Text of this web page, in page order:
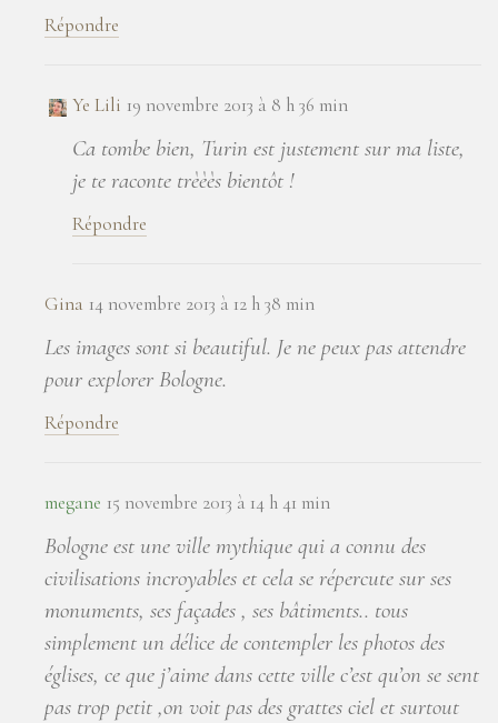
Répondre
Ye Lili 19 novembre 2013 à 8 h 36 min
Ca tombe bien, Turin est justement sur ma liste,
je te raconte trèèès bientôt !
Répondre
Gina 14 novembre 2013 à 12 h 38 min
Les images sont si beautiful. Je ne peux pas attendre
pour explorer Bologne.
Répondre
megane 15 novembre 2013 à 14 h 41 min
Bologne est une ville mythique qui a connu des
civilisations incroyables et cela se répercute sur ses
monuments, ses façades , ses bâtiments.. tous
simplement un délice de contempler les photos des
églises, ce que j’aime dans cette ville c’est qu’on se sent
pas trop petit ,on voit pas des grattes ciel et surtout